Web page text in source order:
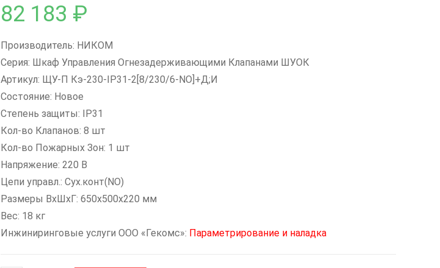
82 183 ₽
Производитель: НИКОМ
Серия: Шкаф Управления Огнезадерживающими Клапанами ШУОК
Артикул: ЩУ-П Кэ-230-IP31-2[8/230/6-NO]+Д;И
Состояние: Новое
Степень защиты: IP31
Кол-во Клапанов: 8 шт
Кол-во Пожарных Зон: 1 шт
Напряжение: 220 В
Цепи управл.: Сух.конт(NO)
Размеры ВxШxГ: 650х500х220 мм
Вес: 18 кг
Инжиниринговые услуги ООО «Гекомс»: Параметрирование и наладка